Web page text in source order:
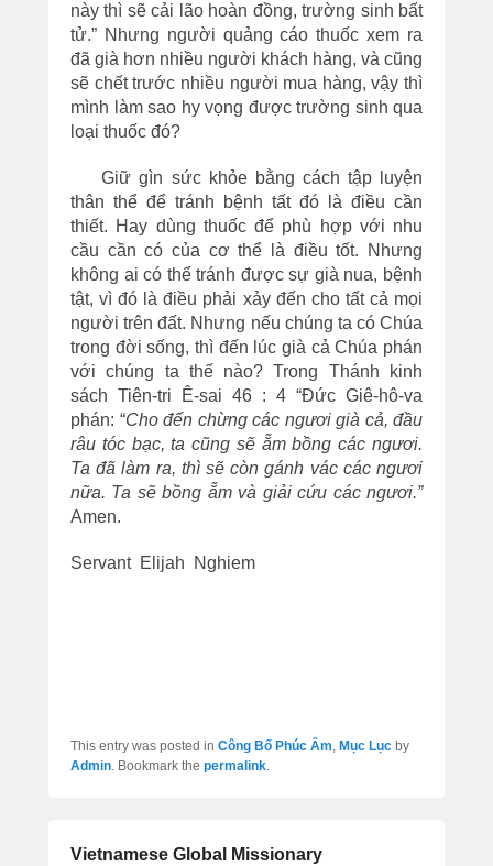
này thì sẽ cải lão hoàn đồng, trường sinh bất
tử.” Nhưng người quảng cáo thuốc xem ra
đã già hơn nhiều người khách hàng, và cũng
sẽ chết trước nhiều người mua hàng, vậy thì
mình làm sao hy vọng được trường sinh qua
loại thuốc đó?
Giữ gìn sức khỏe bằng cách tập luyện
thân thể để tránh bệnh tất đó là điều cần
thiết. Hay dùng thuốc để phù hợp với nhu
cầu cần có của cơ thể là điều tốt. Nhưng
không ai có thể tránh được sự già nua, bệnh
tật, vì đó là điều phải xảy đến cho tất cả mọi
người trên đất. Nhưng nếu chúng ta có Chúa
trong đời sống, thì đến lúc già cả Chúa phán
với chúng ta thế nào? Trong Thánh kinh
sách Tiên-tri Ê-sai 46 : 4 “Đức Giê-hô-va
phán: “Cho đến chừng các ngươi già cả, đầu
râu tóc bạc, ta cũng sẽ ẵm bồng các ngươi.
Ta đã làm ra, thì sẽ còn gánh vác các ngươi
nữa. Ta sẽ bồng ẵm và giải cứu các ngươi.”
Amen.
Servant Elijah Nghiem
This entry was posted in Công Bố Phúc Âm, Mục Lục by
Admin. Bookmark the permalink.
Vietnamese Global Missionary